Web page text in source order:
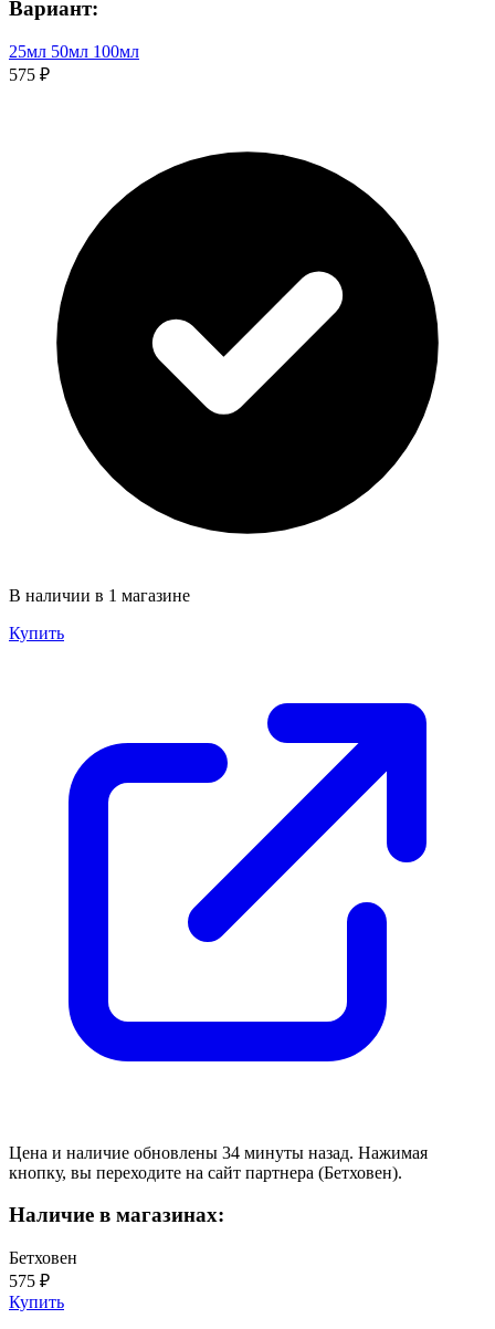
Вариант:
25мл 50мл 100мл
575 ₽
В наличии в 1 магазине
Купить
Цена и наличие обновлены 34 минуты назад. Нажимая
кнопку, вы переходите на сайт партнера (Бетховен).
Наличие в магазинах:
Бетховен
575 ₽
Купить